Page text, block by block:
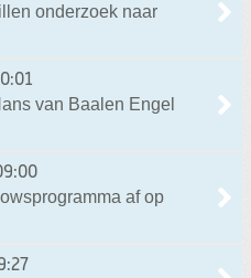
onderzoek naar
van Baalen Engel
af op